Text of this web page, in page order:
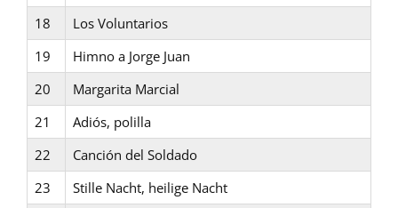
18
Los Voluntarios
19
Himno a Jorge Juan
20
Margarita Marcial
21
Adiós, polilla
22
Canción del Soldado
23
Stille Nacht, heilige Nacht